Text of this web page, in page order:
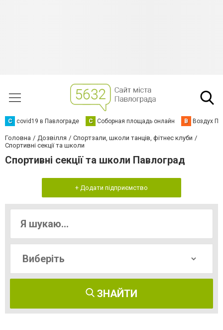
C covid19 в Павлограде С Соборная площадь онлайн В Воздух
Головна Дозвілля
Спортзали, школи танців, фітнес клуби
Спортивні секції та школи
Спортивні секції та школи Павлоград
+ Додати підприємство
ЗНАЙТИ